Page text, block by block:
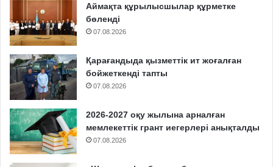
Аймақта құрылысшылар құрметке
бөленді
07.08.2026
Қарағандыда қызметтік ит жоғалған
бойжеткенді тапты
07.08.2026
2026-2027 оқу жылына арналған
мемлекеттік грант иегерлері анықталды
07.08.2026